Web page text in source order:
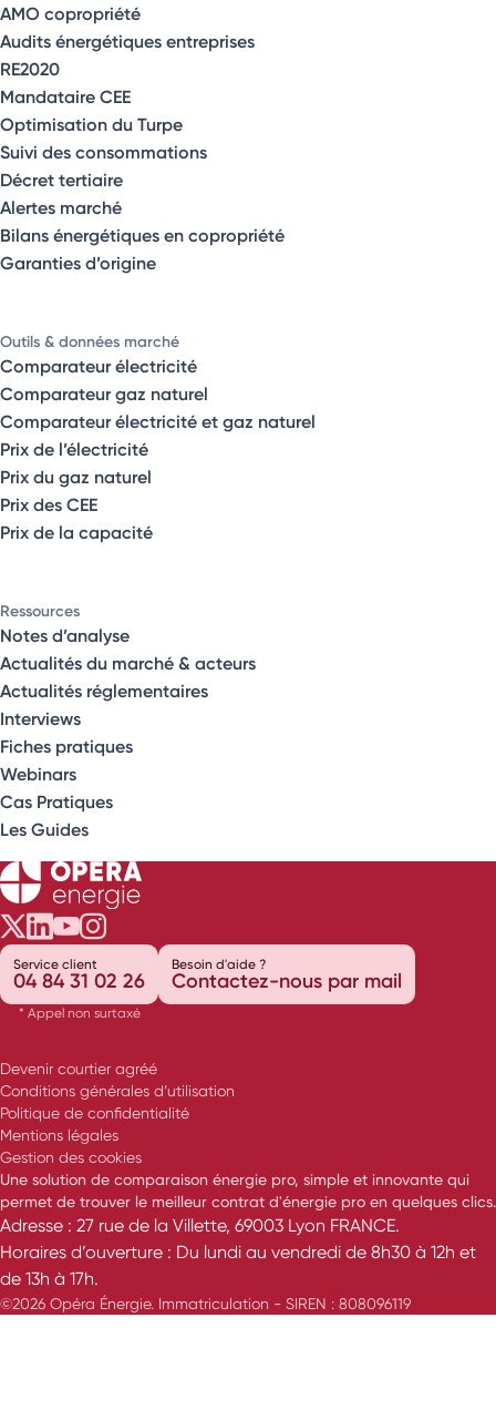
AMO copropriété
Audits énergétiques entreprises
RE2020
Mandataire CEE
Optimisation du Turpe
Suivi des consommations
Décret tertiaire
Alertes marché
Bilans énergétiques en copropriété
Garanties d’origine
Outils & données marché
Comparateur électricité
Comparateur gaz naturel
Comparateur électricité et gaz naturel
Prix de l’électricité
Prix du gaz naturel
Prix des CEE
Prix de la capacité
Ressources
Notes d’analyse
Actualités du marché & acteurs
Actualités réglementaires
Interviews
Fiches pratiques
Webinars
Cas Pratiques
Les Guides
Opéra Énergie sur Twitter
Opéra Énergie sur LinkedIn
Opéra Énergie sur Youtube
Opéra Énergie sur Instagram
Service client
04 84 31 02 26
* Appel non surtaxé
Besoin d'aide ?
Contactez-nous par mail
Devenir courtier agréé
Conditions générales d’utilisation
Politique de confidentialité
Mentions légales
Gestion des cookies
Une solution de comparaison énergie pro, simple et innovante qui
permet de trouver le meilleur contrat d'énergie pro en quelques clics.
Adresse : 27 rue de la Villette, 69003 Lyon FRANCE.
Horaires d’ouverture : Du lundi au vendredi de 8h30 à 12h et
de 13h à 17h.
©2026 Opéra Énergie. Immatriculation - SIREN : 808096119